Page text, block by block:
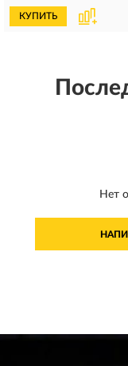
КУПИТЬ
Нет